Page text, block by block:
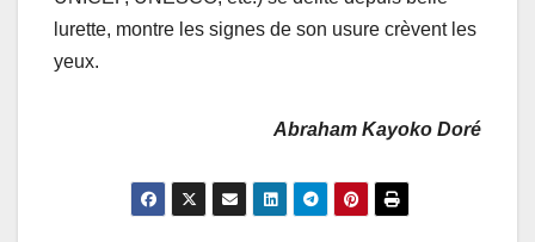
lurette, montre les signes de son usure crèvent les
yeux.
Abraham Kayoko Doré